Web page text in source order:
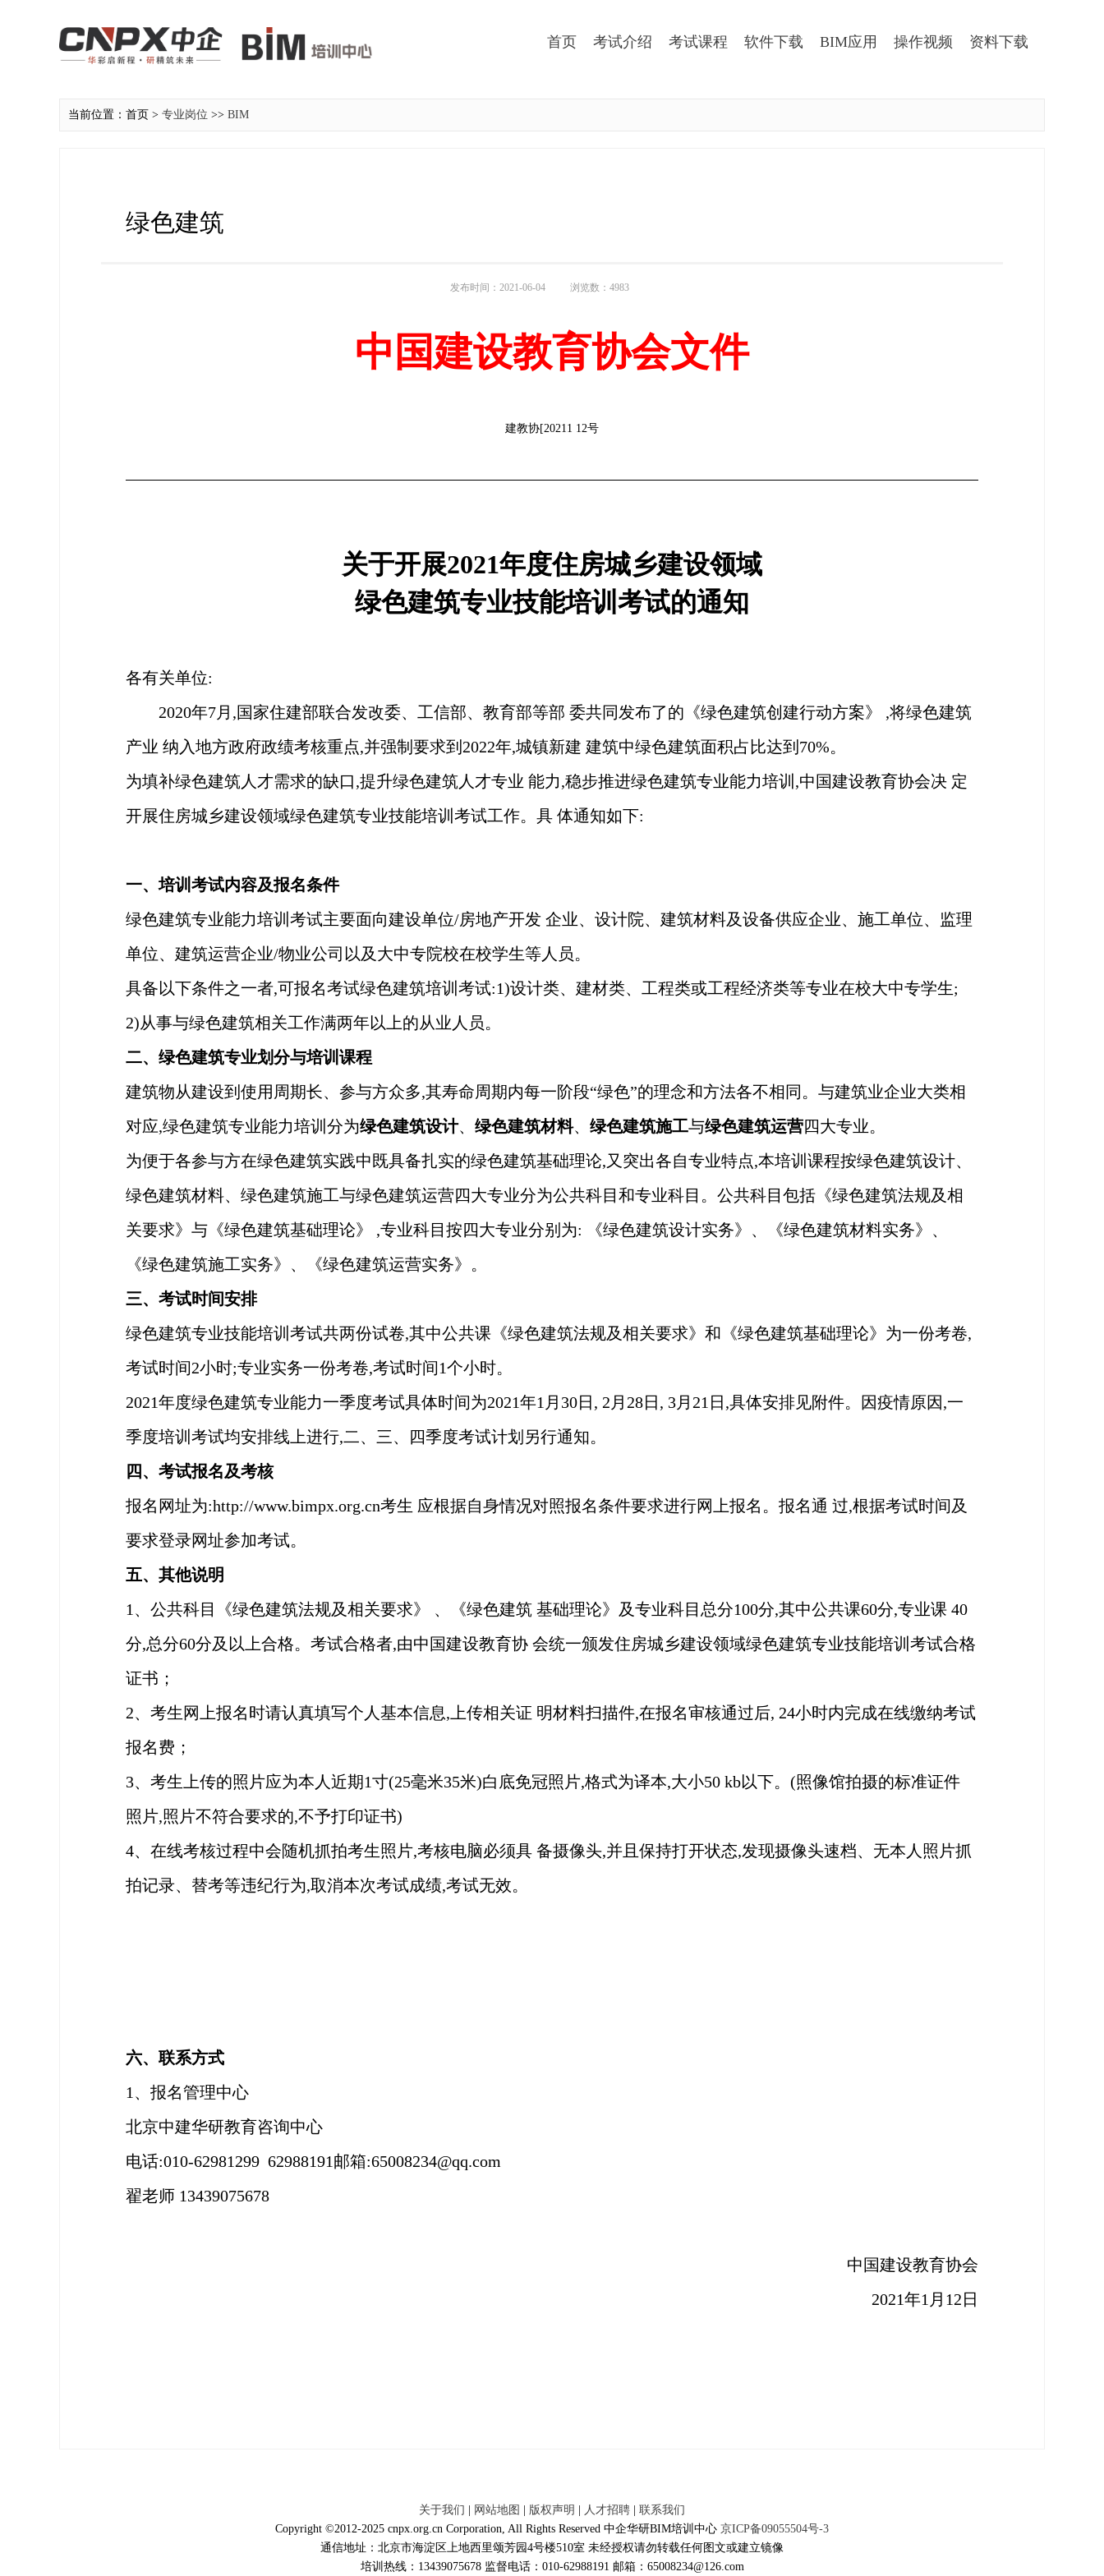
首页 考试介绍 考试课程 软件下载 BIM应用 操作视频 资料下载
当前位置：首页 > 专业岗位 >> BIM
绿色建筑
发布时间：2021-06-04 浏览数：4983
中国建设教育协会文件
建教协[20211 12号
关于开展2021年度住房城乡建设领域
绿色建筑专业技能培训考试的通知
各有关单位:
2020年7月,国家住建部联合发改委、工信部、教育部等部 委共同发布了的《绿色建筑创建行动方案》 ,将绿色建筑
产业 纳入地方政府政绩考核重点,并强制要求到2022年,城镇新建 建筑中绿色建筑面积占比达到70%。
为填补绿色建筑人才需求的缺口,提升绿色建筑人才专业 能力,稳步推进绿色建筑专业能力培训,中国建设教育协会决 定
开展住房城乡建设领域绿色建筑专业技能培训考试工作。具 体通知如下:
一、培训考试内容及报名条件
绿色建筑专业能力培训考试主要面向建设单位/房地产开发 企业、设计院、建筑材料及设备供应企业、施工单位、监理
单位、建筑运营企业/物业公司以及大中专院校在校学生等人员。
具备以下条件之一者,可报名考试绿色建筑培训考试:1)设计类、建材类、工程类或工程经济类等专业在校大中专学生;
2)从事与绿色建筑相关工作满两年以上的从业人员。
二、绿色建筑专业划分与培训课程
建筑物从建设到使用周期长、参与方众多,其寿命周期内每一阶段“绿色”的理念和方法各不相同。与建筑业企业大类相
对应,绿色建筑专业能力培训分为绿色建筑设计、 绿色建筑材料、 绿色建筑施工与绿色建筑运营四大专业。
为便于各参与方在绿色建筑实践中既具备扎实的绿色建筑基础理论,又突出各自专业特点,本培训课程按绿色建筑设计、
绿色建筑材料、绿色建筑施工与绿色建筑运营四大专业分为公共科目和专业科目。公共科目包括《绿色建筑法规及相
关要求》与《绿色建筑基础理论》 ,专业科目按四大专业分别为: 《绿色建筑设计实务》、《绿色建筑材料实务》、
《绿色建筑施工实务》、《绿色建筑运营实务》。
三、考试时间安排
绿色建筑专业技能培训考试共两份试卷,其中公共课《绿色建筑法规及相关要求》和《绿色建筑基础理论》为一份考卷,
考试时间2小时;专业实务一份考卷,考试时间1个小时。
2021年度绿色建筑专业能力一季度考试具体时间为2021年1月30日, 2月28日, 3月21日,具体安排见附件。因疫情原因,一
季度培训考试均安排线上进行,二、三、四季度考试计划另行通知。
四、考试报名及考核
报名网址为:http://www.bimpx.org.cn考生 应根据自身情况对照报名条件要求进行网上报名。报名通 过,根据考试时间及
要求登录网址参加考试。
五、其他说明
1、公共科目《绿色建筑法规及相关要求》 、《绿色建筑 基础理论》及专业科目总分100分,其中公共课60分,专业课 40
分,总分60分及以上合格。考试合格者,由中国建设教育协 会统一颁发住房城乡建设领域绿色建筑专业技能培训考试合格
证书；
2、考生网上报名时请认真填写个人基本信息,上传相关证 明材料扫描件,在报名审核通过后, 24小时内完成在线缴纳考试
报名费；
3、考生上传的照片应为本人近期1寸(25毫米35米)白底免冠照片,格式为译本,大小50 kb以下。(照像馆拍摄的标准证件
照片,照片不符合要求的,不予打印证书)
4、在线考核过程中会随机抓拍考生照片,考核电脑必须具 备摄像头,并且保持打开状态,发现摄像头速档、无本人照片抓
拍记录、替考等违纪行为,取消本次考试成绩,考试无效。
六、联系方式
1 、报名管理中心
北京中建华研教育咨询中心
电话:010-62981299 62988191邮箱:65008234@qq.com
翟老师 13439075678
中国建设教育协会
2021年1月12 日
关于我们 网站地图 版权声明 人才招聘
联系我们
Copyright ©2012-2025 cnpx.org.cn Corporation, All Rights Reserved 中企华研BIM培训中心 京ICP备09055504号-3
通信地址：北京市海淀区上地西里颂芳园4号楼510室 未经授权请勿转载任何图文或建立镜像
培训热线：13439075678 监督电话：010-62988191 邮箱：65008234@126.com